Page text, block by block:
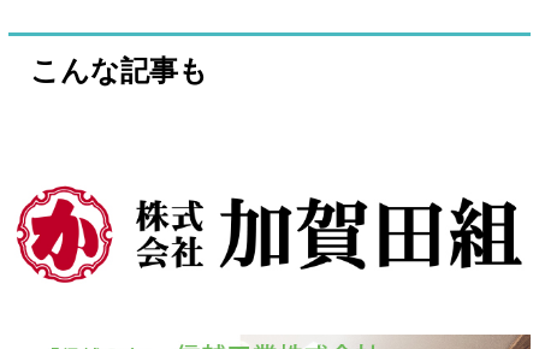
こんな記事も